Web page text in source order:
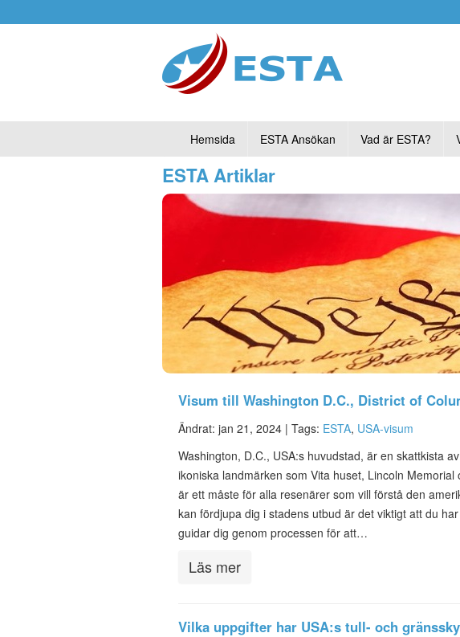
Hemsida ESTA Ansökan Vad är ESTA?
ESTA Artiklar
Visum till Washington D.C., District of
Ändrat: jan 21, 2024 | Tags: ESTA, USA-visum
Washington, D.C., USA:s huvudstad, är en skattkista
ikoniska landmärken som Vita huset, Lincoln
är ett måste för alla resenärer som vill förstå den
kan fördjupa dig i stadens utbud är det viktigt att du
guidar dig genom processen för att…
Läs mer
Vilka uppgifter har USA:s tull- och